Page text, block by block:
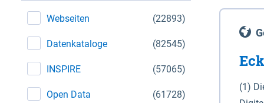
(22893)
Webseiten
(82545)
Datenkataloge
(57065)
INSPIRE
(61728)
Open Data
(1)